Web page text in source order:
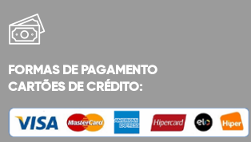
FORMAS DE PAGAMENTO
CARTÕES DE CRÉDITO: